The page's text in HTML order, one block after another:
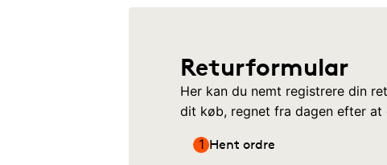
Returformular
Her kan du nemt registrere din
dit køb, regnet fra dagen efter
1 Hent ordre